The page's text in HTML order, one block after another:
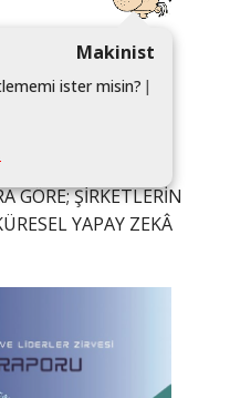
Makinist
lememi ister misin? |
CEO VE
KATILIMIYLA
GÖRE; ŞİRKETLERİN
YAPAY ZEKÂ